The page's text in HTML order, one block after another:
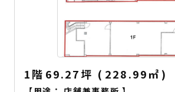
1階 69.27坪 ( 228.99㎡ )